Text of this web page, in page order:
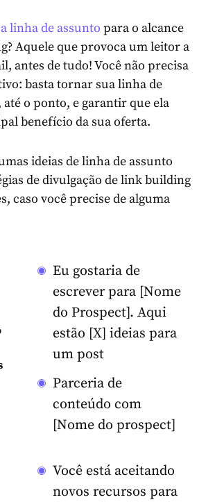
linha de assunto para o alcance
Aquele que provoca um leitor a
antes de tudo! Você não precisa
basta tornar sua linha de
até o ponto, e garantir que ela
benefício da sua oferta.
ideias de linha de assunto
de divulgação de link building
caso você precise de alguma
Eu gostaria de
escrever para [Nome
do Prospect]. Aqui
estão [X] ideias para
um post
Parceria de
conteúdo com
[Nome do prospect]
Você está aceitando
novos recursos para